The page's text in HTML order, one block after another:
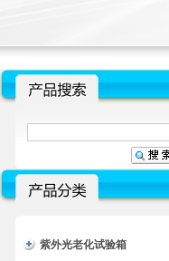
紫外光老化试验箱